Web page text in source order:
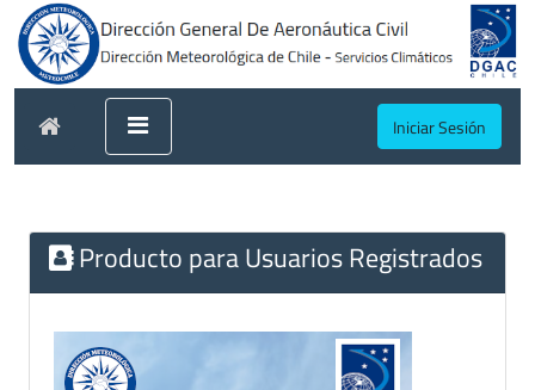
Iniciar Sesión
Producto para Usuarios Registrados